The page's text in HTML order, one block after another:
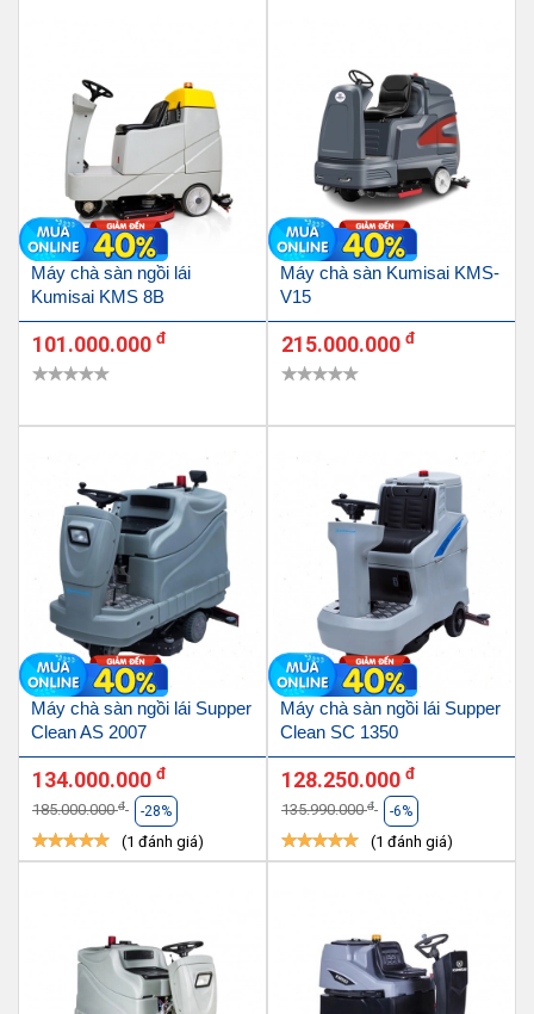
Máy chà sàn ngồi lái
Kumisai KMS 8B
101.000.000 đ
Máy chà sàn Kumisai KMS-
V15
215.000.000 đ
Máy chà sàn ngồi lái Supper
Clean AS 2007
134.000.000 đ
185.000.000đ -28%
(1 đánh giá)
Máy chà sàn ngồi lái Supper
Clean SC 1350
128.250.000 đ
135.990.000đ -6%
(1 đánh giá)